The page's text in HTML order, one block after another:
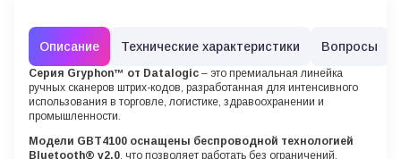
Описание Технические характеристики Вопросы
Серия Gryphon™ от Datalogic – это премиальная линейка
ручных сканеров штрих-кодов, разработанная для интенсивного
использования в торговле, логистике, здравоохранении и
промышленности.
Модели GBT4100 оснащены беспроводной технологией
Bluetooth® v2.0, что позволяет работать без ограничений,